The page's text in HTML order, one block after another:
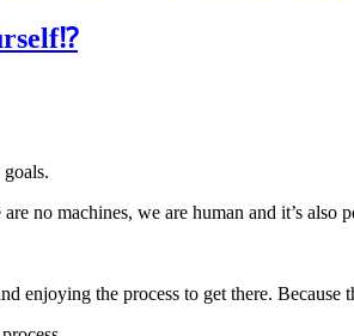
no machines, we are human and it’s
enjoying the process to get there. Because